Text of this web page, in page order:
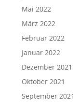
Mai 2022
März 2022
Februar 2022
Januar 2022
Dezember 2021
Oktober 2021
September 2021